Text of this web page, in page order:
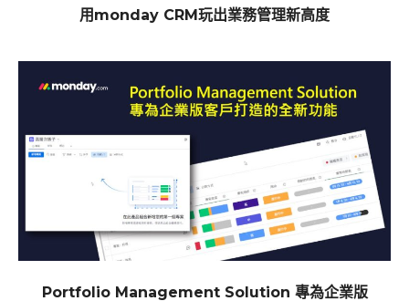
用monday CRM玩出業務管理新高度
Portfolio Management Solution 專為企業版